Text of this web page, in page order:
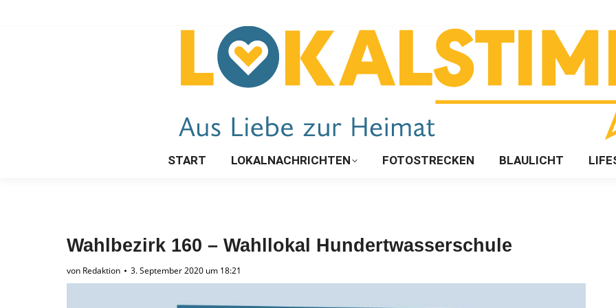
START LOKALNACHRICHTEN FOTOSTRECKEN BLAULICHT
Wahlbezirk 160 – Wahllokal Hundertwasserschule
von Redaktion 3. September 2020 um 18:21